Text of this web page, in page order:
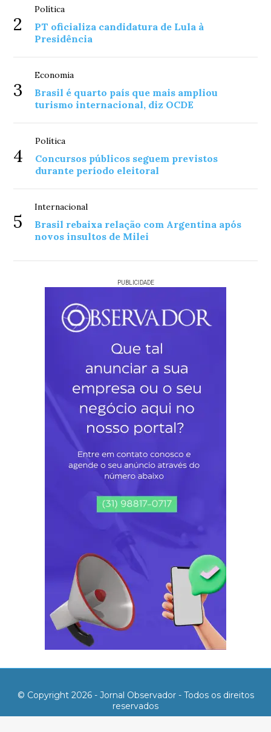
2
Política
PT oficializa candidatura de Lula à
Presidência
3
Economia
Brasil é quarto país que mais ampliou
turismo internacional, diz OCDE
4
Política
Concursos públicos seguem previstos
durante período eleitoral
5
Internacional
Brasil rebaixa relação com Argentina após
novos insultos de Milei
PUBLICIDADE
© Copyright 2026 - Jornal Observador - Todos os direitos
reservados